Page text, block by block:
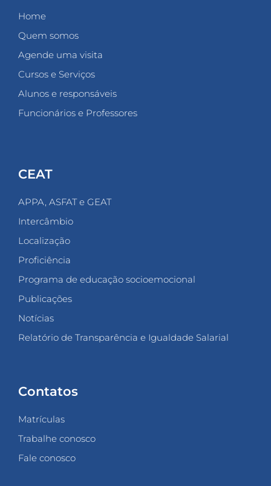
Home
Quem somos
Agende uma visita
Cursos e Serviços
Alunos e responsáveis
Funcionários e Professores
CEAT
APPA, ASFAT e GEAT
Intercâmbio
Localização
Proficiência
Programa de educação socioemocional
Publicações
Notícias
Relatório de Transparência e Igualdade Salarial
Contatos
Matrículas
Trabalhe conosco
Fale conosco